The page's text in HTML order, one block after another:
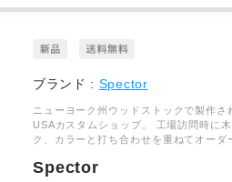
ブランド : Spector
ニューヨーク州ウッドストックで製作
USAカスタムショップ。 工場訪問時に
ク、カラーと打ち合わせを重ねてオーダ
Spector